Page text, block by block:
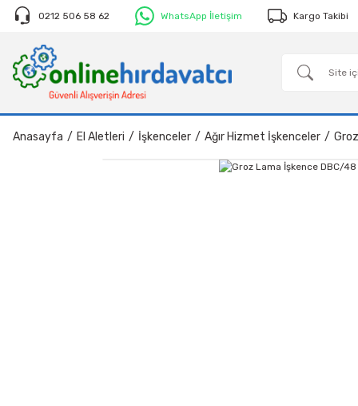
0212 506 58 62 WhatsApp İletişim Kargo Takibi
Anasayfa El Aletleri İşkenceler Ağır Hizmet İşkenceler